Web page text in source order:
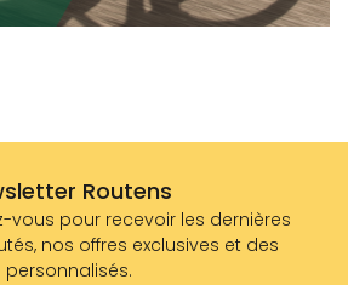
Routens
vous pour recevoir les dernières
nos offres exclusives et des
personnalisés.